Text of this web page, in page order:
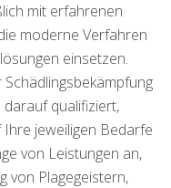
mit erfahrenen
moderne Verfahren
einsetzen.
qualifiziert,
jeweiligen Bedarfe
von Leistungen an,
von Plagegeistern,